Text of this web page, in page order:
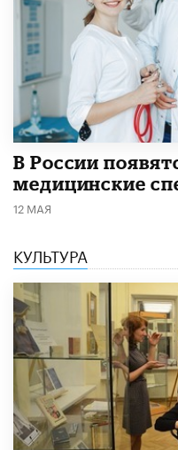
В России
медицинские
12 МАЯ
КУЛЬТУРА